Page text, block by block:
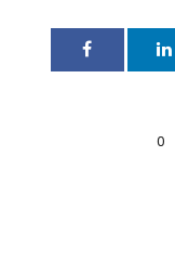
0